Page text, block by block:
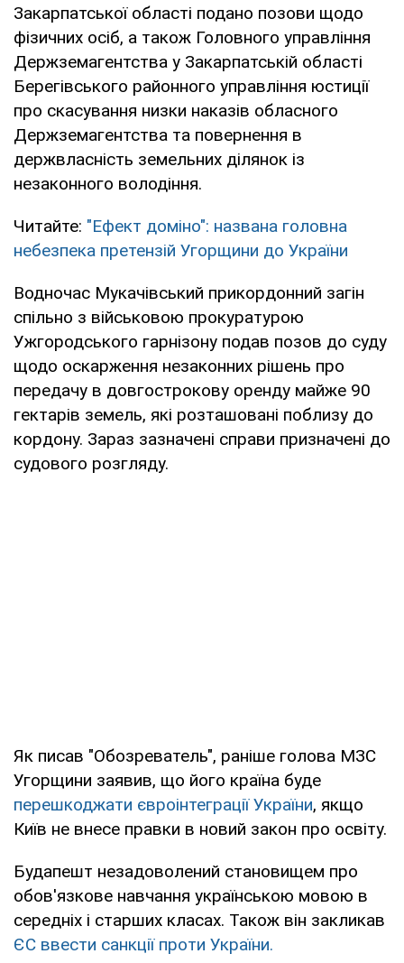
Закарпатської області подано позови щодо
фізичних осіб, а також Головного управління
Держземагентства у Закарпатській області
Берегівського районного управління юстиції
про скасування низки наказів обласного
Держземагентства та повернення в
держвласність земельних ділянок із
незаконного володіння.
Читайте: "Ефект доміно": названа головна
небезпека претензій Угорщини до України
Водночас Мукачівський прикордонний загін
спільно з військовою прокуратурою
Ужгородського гарнізону подав позов до суду
щодо оскарження незаконних рішень про
передачу в довгострокову оренду майже 90
гектарів земель, які розташовані поблизу до
кордону. Зараз зазначені справи призначені до
судового розгляду.
Як писав "Обозреватель", раніше голова МЗС
Угорщини заявив, що його країна буде
перешкоджати євроінтеграції України, якщо
Київ не внесе правки в новий закон про освіту.
Будапешт незадоволений становищем про
обов'язкове навчання українською мовою в
середніх і старших класах. Також він закликав
ЄС ввести санкції проти України.